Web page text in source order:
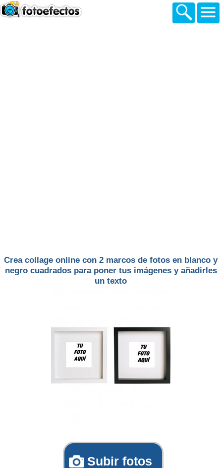
Crea collage online con 2 marcos de fotos en blanco y
negro cuadrados para poner tus imágenes y añadirles
un texto
Subir fotos